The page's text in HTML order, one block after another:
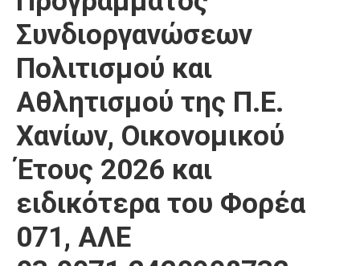
Συνδιοργανώσεων
Πολιτισμού και
Αθλητισμού της Π.Ε.
Χανίων, Οικονομικού
Έτους 2026 και
ειδικότερα του Φορέα
071, ΑΛΕ